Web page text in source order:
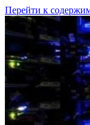
Перейти к